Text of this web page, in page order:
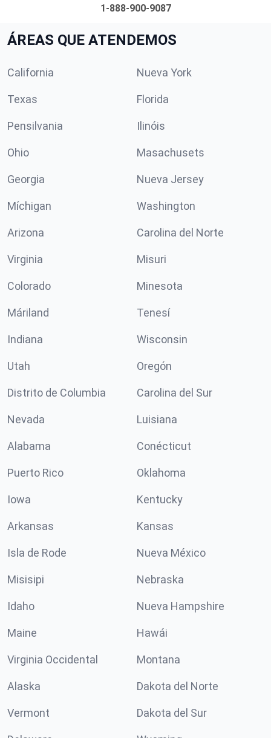
1-888-900-9087
ÁREAS QUE ATENDEMOS
California Nueva York
Texas Florida
Pensilvania Ilinóis
Ohio Masachusets
Georgia Nueva Jersey
Míchigan Washington
Arizona Carolina del Norte
Virginia Misuri
Colorado Minesota
Máriland Tenesí
Indiana Wisconsin
Utah Oregón
Distrito de Columbia Carolina del Sur
Nevada Luisiana
Alabama Conécticut
Puerto Rico Oklahoma
Iowa Kentucky
Arkansas Kansas
Isla de Rode Nueva México
Misisipi Nebraska
Idaho Nueva Hampshire
Maine Hawái
Virginia Occidental Montana
Alaska Dakota del Norte
Vermont Dakota del Sur